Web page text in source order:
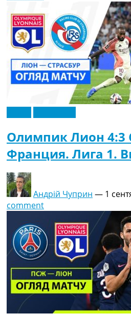
Олимпик Лион 4:3
Франция. Лига 1.
Андрій Чуприн — 1
comment